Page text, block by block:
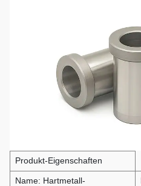
Produkt-Eigenschaften
Name: Hartmetall-